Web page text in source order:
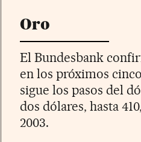
Oro
El Bundesbank
en los próximos
sigue los pasos del
dos dólares, hasta
2003.